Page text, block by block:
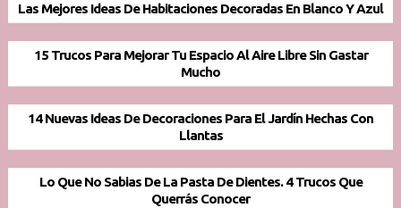
Las Mejores Ideas De Habitaciones Decoradas En Blanco Y Azul
15 Trucos Para Mejorar Tu Espacio Al Aire Libre Sin Gastar
Mucho
14 Nuevas Ideas De Decoraciones Para El Jardín Hechas Con
Llantas
Lo Que No Sabias De La Pasta De Dientes. 4 Trucos Que
Querrás Conocer